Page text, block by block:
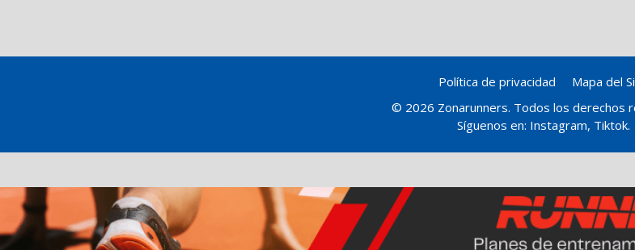
Política de privacidad
Mapa del
© 2026 Zonarunners. Todos los derechos
Síguenos en: Instagram, Tiktok.